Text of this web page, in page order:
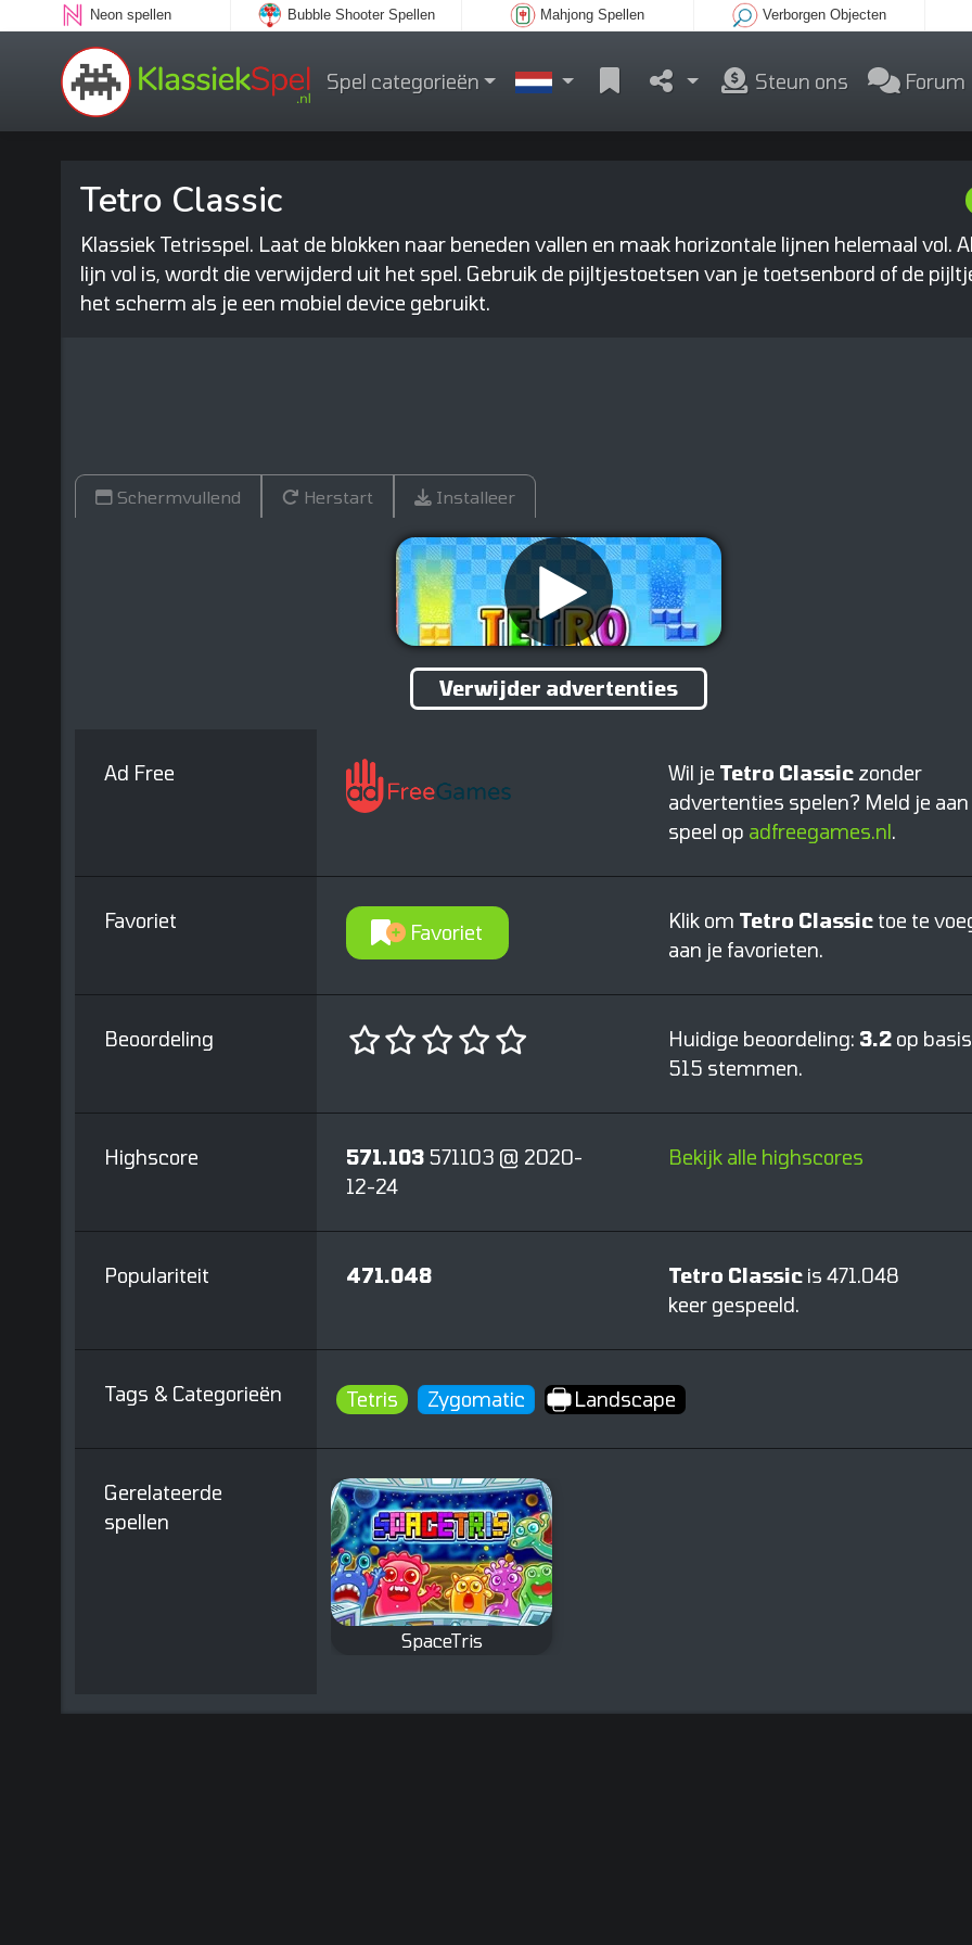
Neon spellen Bubble Shooter Spellen Mahjong Spellen Verborgen Objecten
Spel categorieën Steun ons Forum
Tetro Classic
Klassiek Tetrisspel. Laat de blokken naar beneden vallen en maak horizontale lijnen helemaal vol.
lijn vol is, wordt die verwijderd uit het spel. Gebruik de pijltjestoetsen van je toetsenbord of de
het scherm als je een mobiel device gebruikt.
Schermvullend Herstart Installeer
Verwijder advertenties
Ad Free Wil je Tetro Classiczonder
advertenties spelen? Meld je aan
speel op adfreegames.nl.
Favoriet
Favoriet
Klik om Tetro Classictoe te
aan je favorieten.
Beoordeling Huidige beoordeling: 3.2op
515 stemmen.
Highscore 571.103571103 @ 2020-
12-24
Bekijk alle highscores
Populariteit 471.048 Tetro Classicis 471.048
keer gespeeld.
Tags & Categorieën Tetris Zygomatic Landscape
Gerelateerde
spellen
SpaceTris
met een twist.